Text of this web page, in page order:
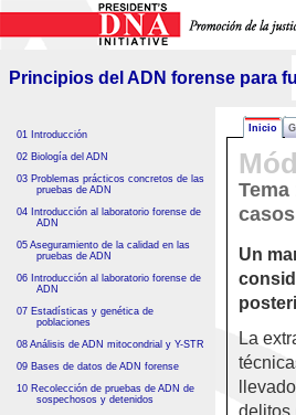
para funcionarios del tribunal
Principios del ADN forense para
Inicio
01 Introducción
02 Biología del ADN
03 Problemas prácticos concretos de las
pruebas de ADN
04 Introducción al laboratorio forense de
ADN
05 Aseguramiento de la calidad en las
pruebas de ADN
06 Introducción al laboratorio forense de
ADN
07 Estadísticas y genética de
poblaciones
08 Análisis de ADN mitocondrial y Y-STR
09 Bases de datos de ADN forense
10 Recolección de pruebas de ADN de
sospechosos y detenidos
casos
Un
La
delitos